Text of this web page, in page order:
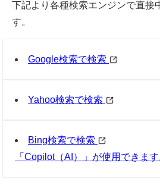
下記より各種検索エンジンで直接
す。
Google検索で検索
Yahoo検索で検索
Bing検索で検索
「Copilot（AI）」が使用できます